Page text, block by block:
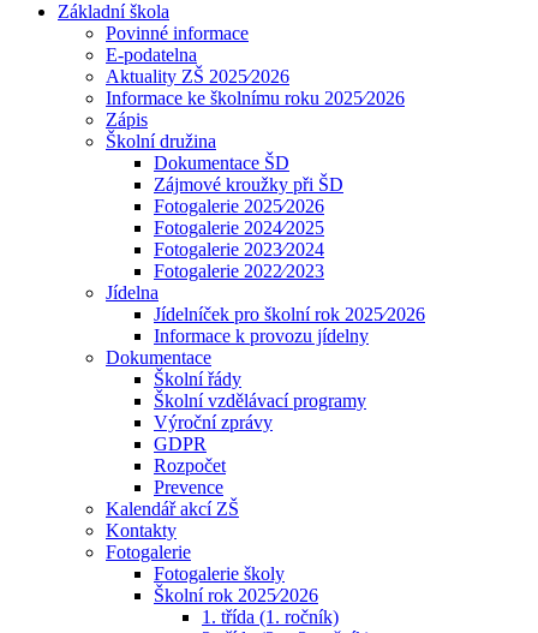
Základní škola
Povinné informace
E-podatelna
Aktuality ZŠ 2025⁄2026
Informace ke školnímu roku 2025⁄2026
Zápis
Školní družina
Dokumentace ŠD
Zájmové kroužky při ŠD
Fotogalerie 2025⁄2026
Fotogalerie 2024⁄2025
Fotogalerie 2023⁄2024
Fotogalerie 2022⁄2023
Jídelna
Jídelníček pro školní rok 2025⁄2026
Informace k provozu jídelny
Dokumentace
Školní řády
Školní vzdělávací programy
Výroční zprávy
GDPR
Rozpočet
Prevence
Kalendář akcí ZŠ
Kontakty
Fotogalerie
Fotogalerie školy
Školní rok 2025⁄2026
1. třída (1. ročník)